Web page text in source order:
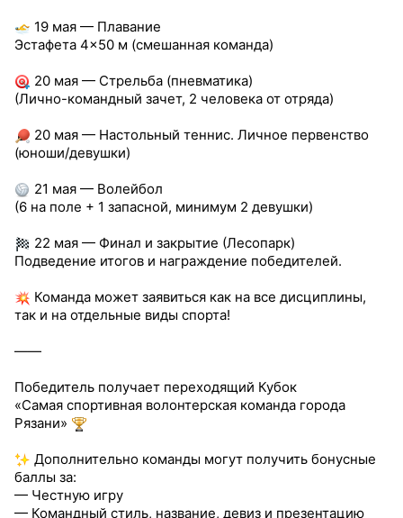
19 мая — Плавание
Эстафета 4×50 м (смешанная команда)
20 мая — Стрельба (пневматика)
(Лично-командный зачет, 2 человека от отряда)
20 мая — Настольный теннис. Личное первенство
(юноши/девушки)
21 мая — Волейбол
(6 на поле + 1 запасной, минимум 2 девушки)
22 мая — Финал и закрытие (Лесопарк)
Подведение итогов и награждение победителей.
Команда может заявиться как на все дисциплины,
так и на отдельные виды спорта!
——
Победитель получает переходящий Кубок
«Самая спортивная волонтерская команда города
Рязани»
Дополнительно команды могут получить бонусные
баллы за:
— Честную игру
— Командный стиль, название, девиз и презентацию